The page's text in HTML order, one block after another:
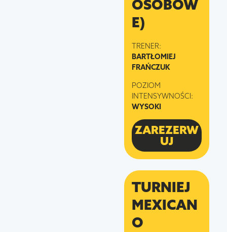
OSOBOW
E)
TRENER:
BARTŁOMIEJ
FRAŃCZUK
POZIOM
INTENSYWNOŚCI:
WYSOKI
ZAREZERW
UJ
TURNIEJ
MEXICAN
O